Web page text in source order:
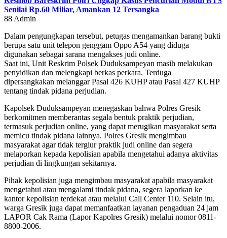
Senilai Rp.60 Miliar, Amankan 12 Tersangka
88 Admin
Dalam pengungkapan tersebut, petugas mengamankan barang bukti
berupa satu unit telepon genggam Oppo A54 yang diduga
digunakan sebagai sarana mengakses judi online.
Saat ini, Unit Reskrim Polsek Duduksampeyan masih melakukan
penyidikan dan melengkapi berkas perkara. Terduga
dipersangkakan melanggar Pasal 426 KUHP atau Pasal 427 KUHP
tentang tindak pidana perjudian.
Kapolsek Duduksampeyan menegaskan bahwa Polres Gresik
berkomitmen memberantas segala bentuk praktik perjudian,
termasuk perjudian online, yang dapat merugikan masyarakat serta
memicu tindak pidana lainnya. Polres Gresik mengimbau
masyarakat agar tidak tergiur praktik judi online dan segera
melaporkan kepada kepolisian apabila mengetahui adanya aktivitas
perjudian di lingkungan sekitarnya.
Pihak kepolisian juga mengimbau masyarakat apabila masyarakat
mengetahui atau mengalami tindak pidana, segera laporkan ke
kantor kepolisian terdekat atau melalui Call Center 110. Selain itu,
warga Gresik juga dapat memanfaatkan layanan pengaduan 24 jam
LAPOR Cak Rama (Lapor Kapolres Gresik) melalui nomor 0811-
8800-2006.